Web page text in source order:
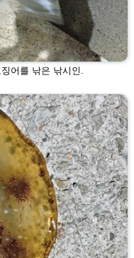
어를 낚은 낚시인.